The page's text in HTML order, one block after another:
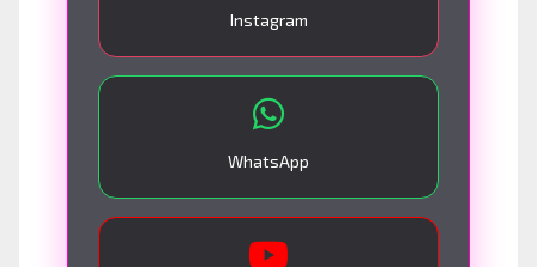
Instagram
WhatsApp